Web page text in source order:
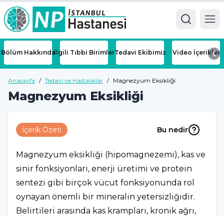
Bölüm Hakkındaİlgili Tıbbi BirimlerTedavi Ekibimiz Video İçerikler
Anasayfa / Tedavi ve Hastalıklar / Magnezyum Eksikliği
Magnezyum Eksikliği
İçerik Özeti Bu nedir
Magnezyum eksikliği (hipomagnezemi), kas ve
sinir fonksiyonları, enerji üretimi ve protein
sentezi gibi birçok vücut fonksiyonunda rol
oynayan önemli bir mineralin yetersizliğidir.
Belirtileri arasında kas krampları, kronik ağrı,